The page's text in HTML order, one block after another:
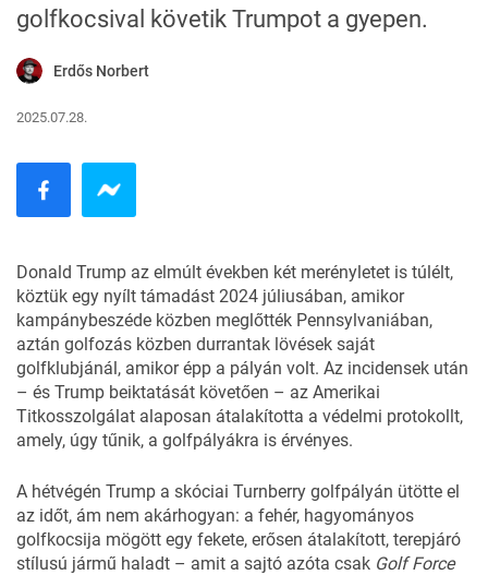
golfkocsival követik Trumpot a gyepen.
Erdős Norbert
2025.07.28.
Donald Trump az elmúlt években két merényletet is túlélt,
köztük egy nyílt támadást 2024 júliusában, amikor
kampánybeszéde közben meglőtték Pennsylvaniában,
aztán golfozás közben durrantak lövések saját
golfklubjánál, amikor épp a pályán volt. Az incidensek után
– és Trump beiktatását követően – az Amerikai
Titkosszolgálat alaposan átalakította a védelmi protokollt,
amely, úgy tűnik, a golfpályákra is érvényes.
A hétvégén Trump a skóciai Turnberry golfpályán ütötte el
az időt, ám nem akárhogyan: a fehér, hagyományos
golfkocsija mögött egy fekete, erősen átalakított, terepjáró
stílusú jármű haladt – amit a sajtó azóta csak Golf Force